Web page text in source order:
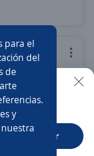
para el
del
de
y
Nacional
app
Abrir